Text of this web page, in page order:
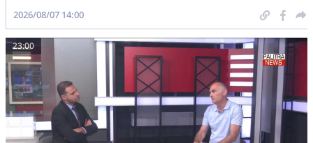
2026/08/07 14:00
23:00